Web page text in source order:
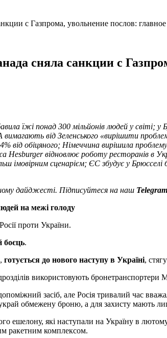
с Газпрома, увольнение послов:
сняла санкции с
їжі понад 300 мільйонів людей у світі;
від Зеленського «вирішити
від обіцяного; Німеччина вирішила
Hesburger відновлює роботу ресторанів в
імовірним сценарієм; ЄС збудує у
дайджесті. Підписуйтеся на наш
на межі голоду
проти України.
боєць.
готується до нового наступу в Україні,
використовують бронетранспортери
засіб, але Росія тривалий час
обмежену броню, а для захисту мають
ешелону, які наступали на Україну в
ракетним комплексом.